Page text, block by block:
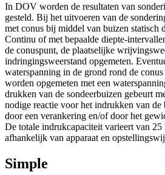
In DOV worden de resultaten van
gesteld. Bij het uitvoeren van de
met conus bij middel van buizen statisch
Continu of met bepaalde diepte-
de conuspunt, de plaatselijke
indringingsweerstand opgemeten.
waterspanning in de grond rond de
worden opgemeten met een
drukken van de sondeerbuizen gebeurt
nodige reactie voor het indrukken van
door een verankering en/of door het
De totale indrukcapaciteit varieert van
afhankelijk van apparaat en
Simple